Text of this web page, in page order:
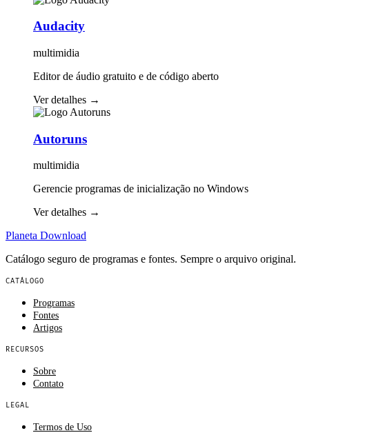
Audacity
multimidia
Editor de áudio gratuito e de código aberto
Ver detalhes →
Autoruns
multimidia
Gerencie programas de inicialização no Windows
Ver detalhes →
Planeta Download
Catálogo seguro de programas e fontes. Sempre o arquivo original.
CATÁLOGO
Programas
Fontes
Artigos
RECURSOS
Sobre
Contato
LEGAL
Termos de Uso